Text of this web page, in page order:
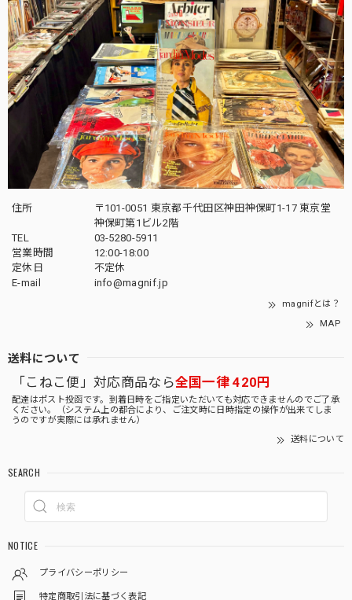
住所
〒101-0051 東京都千代田区神田神保町1-17 東京堂
神保町第1ビル2階
TEL
03-5280-5911
営業時間
12:00-18:00
定休日
不定休
E-mail
info@magnif.jp
magnifとは？
MAP
送料について
「こねこ便」対応商品なら全国一律 420円
配達はポスト投函です。到着日時をご指定いただいても対応できませんのでご了承
ください。（システム上の都合により、ご注文時に日時指定の操作が出来てしま
うのですが実際には承れません）
送料について
SEARCH
NOTICE
プライバシーポリシー
特定商取引法に基づく表記